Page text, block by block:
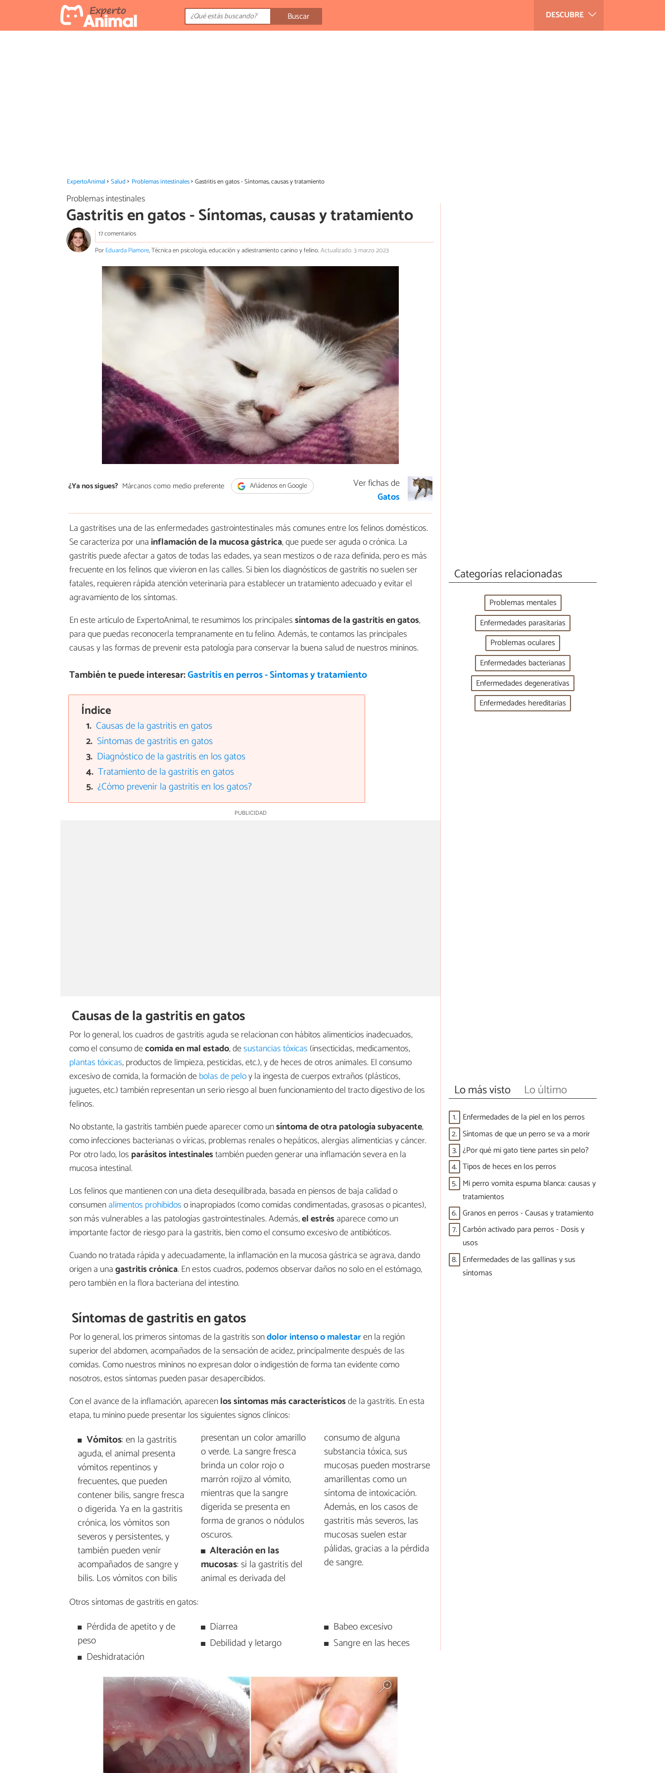
DESCUBRE
Buscar
ExpertoAnimal Salud Problemas intestinales Gastritis en gatos - Síntomas, causas y tratamiento
Problemas intestinales
Gastritis en gatos - Síntomas, causas y tratamiento
17 comentarios
PorEduarda Piamore, Técnica en psicología, educación y adiestramiento canino y felino.Actualizado: 3 marzo 2023
¿Ya nos sigues? Márcanos como medio preferente Añádenos en Google
Ver fichas de
Gatos
La gastritises una de las enfermedades gastrointestinales más comunes entre los felinos domésticos.
Se caracteriza por una inflamación de la mucosa gástrica, que puede ser aguda o crónica. La
gastritis puede afectar a gatos de todas las edades, ya sean mestizos o de raza definida, pero es más
frecuente en los felinos que vivieron en las calles. Si bien los diagnósticos de gastritis no suelen ser
fatales, requieren rápida atención veterinaria para establecer un tratamiento adecuado y evitar el
agravamiento de los síntomas.
En este artículo de ExpertoAnimal, te resumimos los principalessíntomas de la gastritis en gatos,
para que puedas reconocerla tempranamente en tu felino. Además, te contamos las principales
causas y las formas de prevenir esta patología para conservar la buena salud de nuestros mininos.
También te puede interesar:Gastritis en perros - Síntomas y tratamiento
Índice
Causas de la gastritis en gatos
Síntomas de gastritis en gatos
Diagnóstico de la gastritis en los gatos
Tratamiento de la gastritis en gatos
¿Cómo prevenir la gastritis en los gatos?
Causas de la gastritis en gatos
Por lo general, los cuadros de gastritis aguda se relacionan con hábitos alimenticios inadecuados,
como el consumo decomida en mal estado, desustancias tóxicas (insecticidas, medicamentos,
plantas tóxicas, productos de limpieza, pesticidas, etc.), y de heces de otros animales. El consumo
excesivo de comida, la formación debolas de peloy la ingesta de cuerpos extraños (plásticos,
juguetes, etc.) también representan un serio riesgo al buen funcionamiento del tracto digestivo de los
felinos.
No obstante, la gastritis también puede aparecer como unsíntoma de otra patología subyacente,
como infecciones bacterianas o víricas, problemas renales o hepáticos, alergias alimenticias y cáncer.
Por otro lado, los parásitos intestinalestambién pueden generar una inflamación severa en la
mucosa intestinal.
Los felinos que mantienen con una dieta desequilibrada, basada en piensos de baja calidad o
consumenalimentos prohibidoso inapropiados (como comidas condimentadas, grasosas o picantes),
son más vulnerables a las patologías gastrointestinales. Además,el estrés aparece como un
importante factor de riesgo para la gastritis, bien como el consumo excesivo de antibióticos.
Cuando no tratada rápida y adecuadamente, la inflamación en la mucosa gástrica se agrava, dando
origen a unagastritis crónica. En estos cuadros, podemos observar daños no solo en el estómago,
pero también en la flora bacteriana del intestino.
Síntomas de gastritis en gatos
Por lo general, los primeros síntomas de la gastritis sondolor intenso o malestaren la región
superior del abdomen, acompañados de la sensación de acidez, principalmente después de las
comidas. Como nuestros mininos no expresan dolor o indigestión de forma tan evidente como
nosotros, estos síntomas pueden pasar desapercibidos.
Con el avance de la inflamación, aparecenlos síntomas más característicosde la gastritis. En esta
etapa, tu minino puede presentar los siguientes signos clínicos:
Vómitos: en la gastritis
aguda, el animal presenta
vómitos repentinos y
frecuentes, que pueden
contener bilis, sangre fresca
o digerida. Ya en la gastritis
crónica, los vómitos son
severos y persistentes, y
también pueden venir
acompañados de sangre y
bilis. Los vómitos con bilis
presentan un color amarillo
o verde. La sangre fresca
brinda un color rojo o
marrón rojizo al vómito,
mientras que la sangre
digerida se presenta en
forma de granos o nódulos
oscuros.
Alteración en las
mucosas: si la gastritis del
animal es derivada del
consumo de alguna
substancia tóxica, sus
mucosas pueden mostrarse
amarillentas como un
síntoma de intoxicación.
Además, en los casos de
gastritis más severos, las
mucosas suelen estar
pálidas, gracias a la pérdida
de sangre.
Otros síntomas de gastritis en gatos:
Pérdida de apetito y de
peso
Deshidratación
Diarrea
Debilidad y letargo
Babeo excesivo
Sangre en las heces
Categorías relacionadas
Problemas mentales
Enfermedades parasitarias
Problemas oculares
Enfermedades bacterianas
Enfermedades degenerativas
Enfermedades hereditarias
Lo más visto Lo último
1. Enfermedades de la piel en los perros
2. Síntomas de que un perro se va a morir
3. ¿Por qué mi gato tiene partes sin pelo?
4. Tipos de heces en los perros
5. Mi perro vomita espuma blanca: causas y
tratamientos
6. Granos en perros - Causas y tratamiento
7. Carbón activado para perros - Dosis y
usos
8. Enfermedades de las gallinas y sus
síntomas